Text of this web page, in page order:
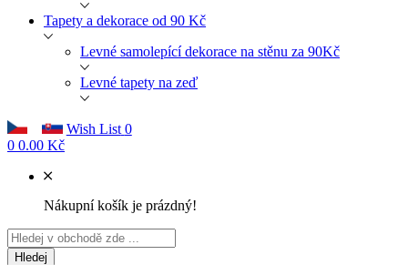
Tapety a dekorace od 90 Kč
Levné samolepící dekorace na stěnu za 90Kč
Levné tapety na zeď
Wish List 0
0 0.00 Kč
Nákupní košík je prázdný!
Hledej